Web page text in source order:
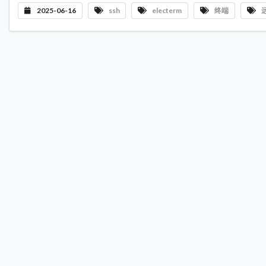
2025-06-16 ssh electerm 终端